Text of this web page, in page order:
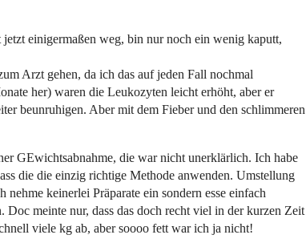
einigermaßen weg, bin nur noch ein wenig kaputt,
Arzt gehen, da ich das auf jeden Fall nochmal
her) waren die Leukozyten leicht erhöht, aber er
beunruhigen. Aber mit dem Fieber und den schlimmeren
GEwichtsabnahme, die war nicht unerklärlich. Ich habe
die die einzig richtige Methode anwenden. Umstellung
keinerlei Präparate ein sondern esse einfach
Doc meinte nur, dass das doch recht viel in der kurzen Zeit
viele kg ab, aber soooo fett war ich ja nicht!